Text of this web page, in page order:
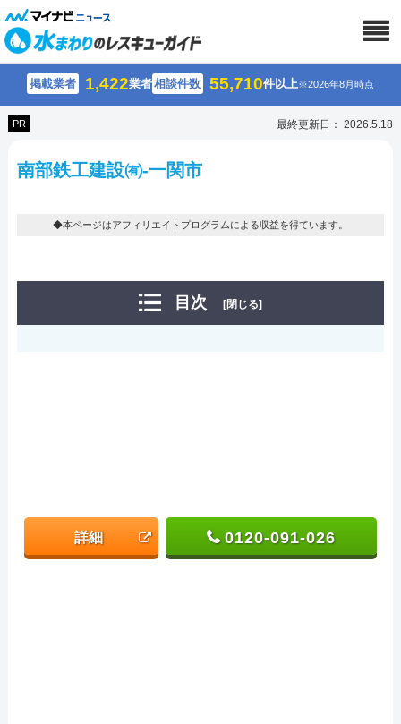
掲載業者 1,422業者相談件数 55,710件以上※2026年8月時点
PR 最終更新日： 2026.5.18
南部鉄工建設㈲-一関市
◆本ページはアフィリエイトプログラムによる収益を得ています。
目次 [閉じる]
詳細 0120-091-026